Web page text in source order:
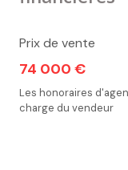
Prix de vente
74 000 €
Les honoraires
charge du vendeur